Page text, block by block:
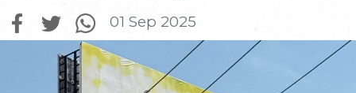
01 Sep 2025